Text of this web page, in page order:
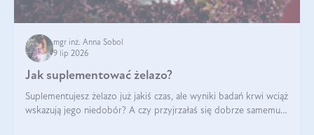
mgr inż. Anna Sobol
9 lip 2026
Jak suplementować żelazo?
Suplementujesz żelazo już jakiś czas, ale wyniki badań krwi wciąż
wskazują jego niedobór? A czy przyjrzałaś się dobrze samemu